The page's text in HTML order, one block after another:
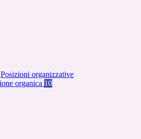
Posizioni organizzative
organica 10